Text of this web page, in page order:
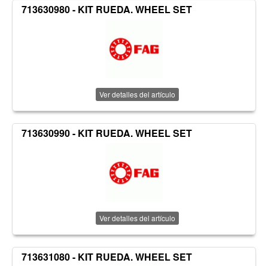
713630980 - KIT RUEDA. WHEEL SET
Ver detalles del artículo
713630990 - KIT RUEDA. WHEEL SET
Ver detalles del artículo
713631080 - KIT RUEDA. WHEEL SET